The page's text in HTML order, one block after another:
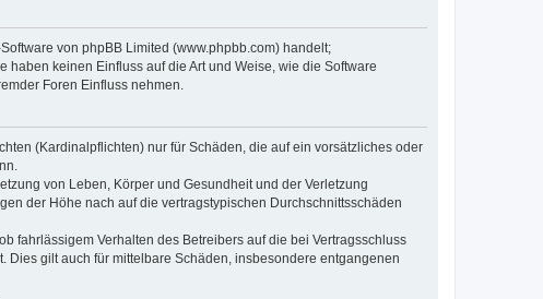
von phpBB Limited (www.phpbb.com) handelt;
keinen Einfluss auf die Art und Weise, wie die Software
Foren Einfluss nehmen.
(Kardinalpflichten) nur für Schäden, die auf ein vorsätzliches oder
von Leben, Körper und Gesundheit und der Verletzung
der Höhe nach auf die vertragstypischen Durchschnittsschäden
fahrlässigem Verhalten des Betreibers auf die bei Vertragsschluss
gilt auch für mittelbare Schäden, insbesondere entgangenen